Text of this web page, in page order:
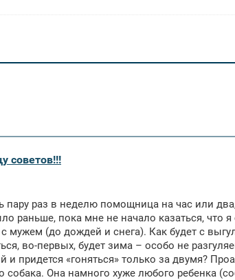
советов!!!
пару раз в неделю помощница на час или
раньше, пока мне не начало казаться, что
мужем (до дождей и снега). Как будет с
во-первых, будет зима – особо не
придется «гоняться» только за двумя?
собака. Она намного хуже любого ребенка